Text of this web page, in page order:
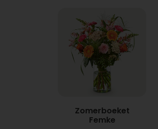
Zomerboeket
Femke